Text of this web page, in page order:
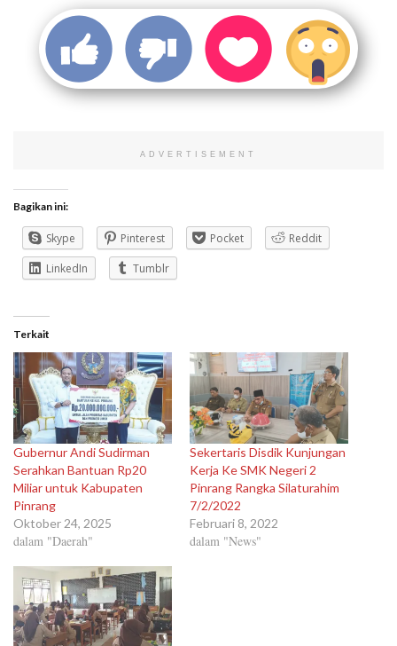
ADVERTISEMENT
Bagikan ini:
Skype Pinterest Pocket
Reddit
LinkedIn
Tumblr
Terkait
Gubernur Andi Sudirman
Serahkan Bantuan Rp20
Miliar untuk Kabupaten
Pinrang
Oktober 24, 2025
dalam "Daerah"
Sekertaris Disdik Kunjungan
Kerja Ke SMK Negeri 2
Pinrang Rangka Silaturahim
7/2/2022
Februari 8, 2022
dalam "News"